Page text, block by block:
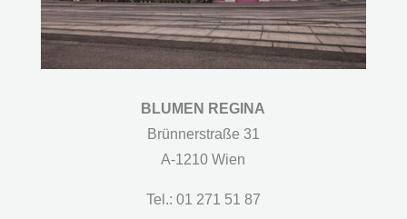
BLUMEN REGINA
Brünnerstraße 31
A-1210 Wien
Tel.: 01 271 51 87